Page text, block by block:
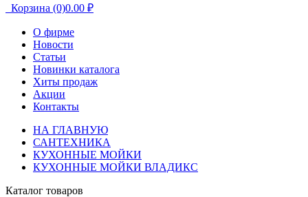
Корзина (0)0.00 ₽
О фирме
Новости
Статьи
Новинки каталога
Хиты продаж
Акции
Контакты
НА ГЛАВНУЮ
САНТЕХНИКА
КУХОННЫЕ МОЙКИ
КУХОННЫЕ МОЙКИ ВЛАДИКС
Каталог товаров